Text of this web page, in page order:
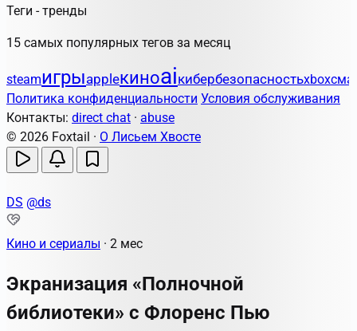
Теги - тренды
15 самых популярных тегов за месяц
steamигрыappleкиноaiкибербезопасностьxbox
Политика конфиденциальности Условия обслуживания
Контакты: direct chat · abuse
© 2026 Foxtail · О Лисьем Хвосте
DS @ds
Кино и сериалы · 2 мес
Экранизация «Полночной
библиотеки» с Флоренс Пью